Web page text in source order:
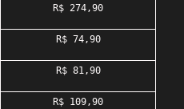
R$ 274,90
R$ 74,90
R$ 81,90
R$ 109,90